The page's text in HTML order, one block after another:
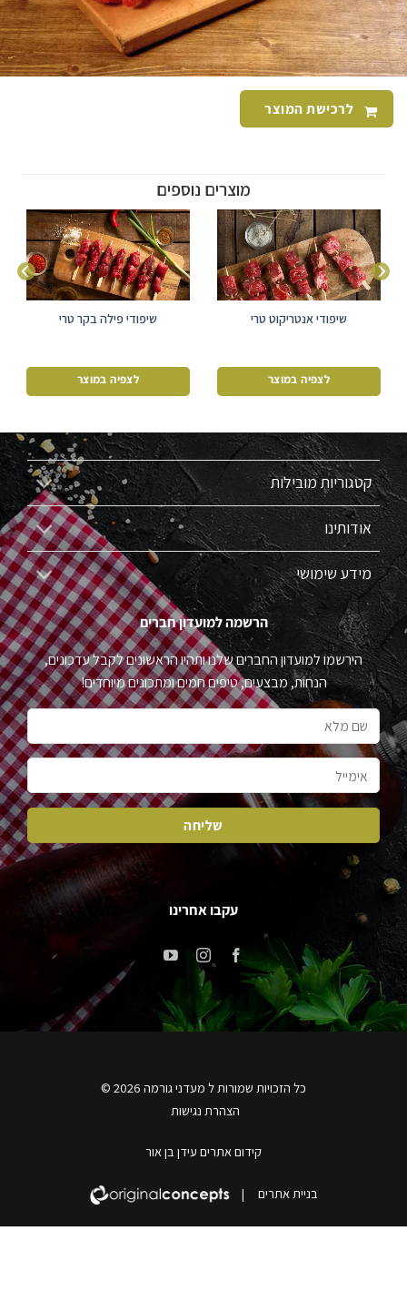
לרכישת המוצר
מוצרים נוספים
שיפודי אנטריקוט טרי
לצפיה במוצר
שיפודי פילה בקר טרי
לצפיה במוצר
קטגוריות מובילות
אודותינו
מידע שימושי
הרשמה למועדון חברים
הירשמו למועדון החברים שלנו ותהיו הראשונים לקבל עדכונים,
הנחות, מבצעים, טיפים חמים ומתכונים מיוחדים!
עקבו אחרינו
כל הזכויות שמורות ל מעדני גורמה 2026 ©
הצהרת נגישות
קידום אתרים עידן בן אור
בניית אתרים |